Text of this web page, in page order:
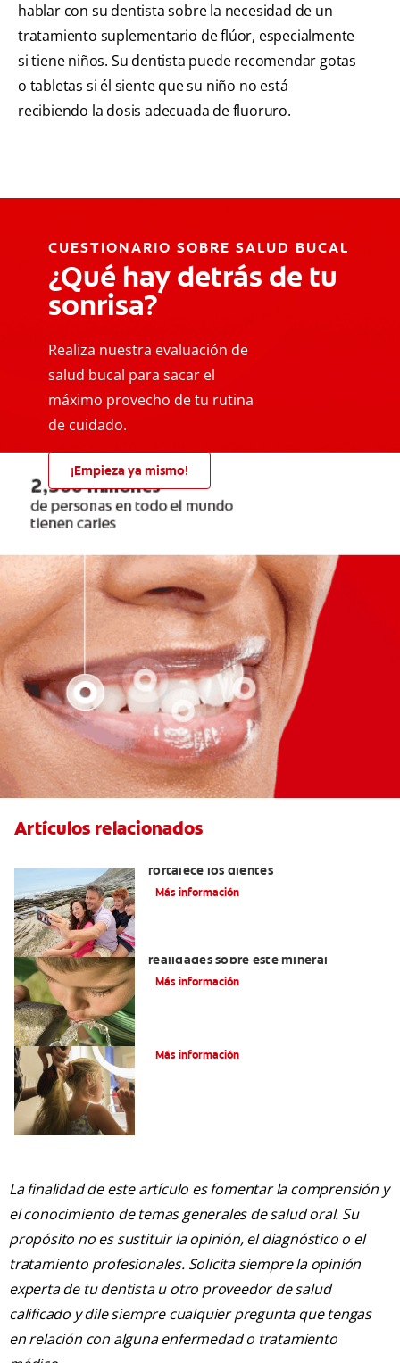
hablar con su dentista sobre la necesidad de un
tratamiento suplementario de flúor, especialmente
si tiene niños. Su dentista puede recomendar gotas
o tabletas si él siente que su niño no está
recibiendo la dosis adecuada de fluoruro.
CUESTIONARIO SOBRE SALUD BUCAL
¿Qué hay detrás de tu
sonrisa?
Realiza nuestra evaluación de
salud bucal para sacar el
máximo provecho de tu rutina
de cuidado.
¡Empieza ya mismo!
Artículos relacionados
fortalece los dientes
Más información
realidades sobre este mineral
Más información
Más información
La finalidad de este artículo es fomentar la comprensión y
el conocimiento de temas generales de salud oral. Su
propósito no es sustituir la opinión, el diagnóstico o el
tratamiento profesionales. Solicita siempre la opinión
experta de tu dentista u otro proveedor de salud
calificado y dile siempre cualquier pregunta que tengas
en relación con alguna enfermedad o tratamiento